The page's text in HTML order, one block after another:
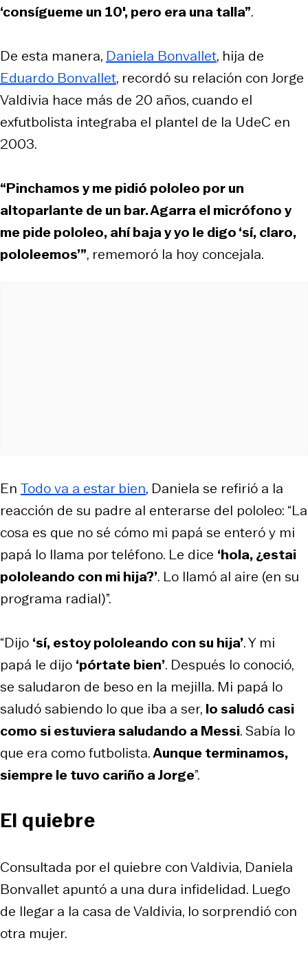
‘consígueme un 10′, pero era una talla”.
De esta manera, Daniela Bonvallet, hija de
Eduardo Bonvallet, recordó su relación con Jorge
Valdivia hace más de 20 años, cuando el
exfutbolista integraba el plantel de la UdeC en
2003.
“Pinchamos y me pidió pololeo por un
altoparlante de un bar. Agarra el micrófono y
me pide pololeo, ahí baja y yo le digo ‘sí, claro,
pololeemos’”, rememoró la hoy concejala.
En Todo va a estar bien, Daniela se refirió a la
reacción de su padre al enterarse del pololeo: “La
cosa es que no sé cómo mi papá se enteró y mi
papá lo llama por teléfono. Le dice ‘hola, ¿estai
pololeando con mi hija?’. Lo llamó al aire (en su
programa radial)”.
“Dijo ‘sí, estoy pololeando con su hija’. Y mi
papá le dijo ‘pórtate bien’. Después lo conoció,
se saludaron de beso en la mejilla. Mi papá lo
saludó sabiendo lo que iba a ser, lo saludó casi
como si estuviera saludando a Messi. Sabía lo
que era como futbolista.Aunque terminamos,
siempre le tuvo cariño a Jorge”.
El quiebre
Consultada por el quiebre con Valdivia, Daniela
Bonvallet apuntó a una dura infidelidad. Luego
de llegar a la casa de Valdivia, lo sorprendió con
otra mujer.